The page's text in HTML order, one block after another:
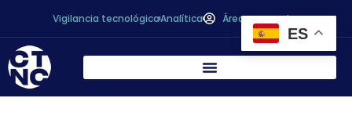
Vigilancia tecnológicaAnalítica Área personal
ES